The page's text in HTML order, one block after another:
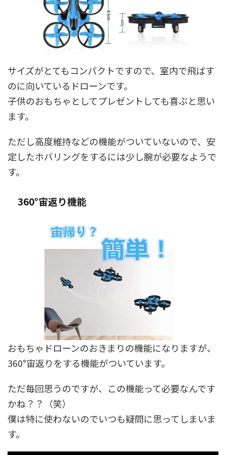
サイズがとてもコンパクトですので、室内で飛ばす
のに向いているドローンです。
子供のおもちゃとしてプレゼントしても喜ぶと思い
ます。
ただし高度維持などの機能がついていないので、安
定したホバリングをするには少し腕が必要なようで
す。
360°宙返り機能
おもちゃドローンのおきまりの機能になりますが、
360°宙返りをする機能がついています。
ただ毎回思うのですが、この機能って必要なんです
かね？？（笑）
僕は特に使わないのでいつも疑問に思ってしまいま
す。